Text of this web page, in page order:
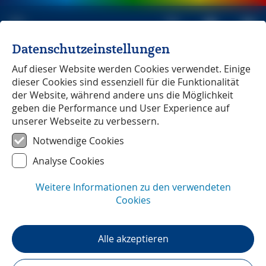
Michael Müller Verlag unabhängig seit 1979
HOME »Magazin»Reise-Info»Ecuador
Markt in Salasaca
Auf der Fahrt nach Banos (unterhalb des
kleine Ort Salasaca. Die Salasaca-Indios
sind Hochlandbauern, auch heute noch
Durchgangsstraße auf Höhe des Museo
bietet eine gute Auswahl an lokalen, aber
Datenschutzeinstellungen
Auf dieser Website werden Cookies verwendet. Einige
dieser Cookies sind essenziell für die Funktionalität
der Website, während andere uns die Möglichkeit
geben die Performance und User Experience auf
unserer Webseite zu verbessern.
Notwendige Cookies
Analyse Cookies
Weitere Informationen zu den verwendeten
Cookies
Alle akzeptieren